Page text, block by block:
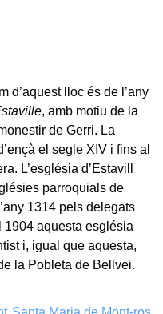
d’aquest lloc és de l’any
, amb motiu de la
de Gerri. La
el segle XIV i fins al
L’església d’Estavill
parroquials de
1314 pels delegats
1904 aquesta església
i, igual que aquesta,
la Pobleta de Bellvei.